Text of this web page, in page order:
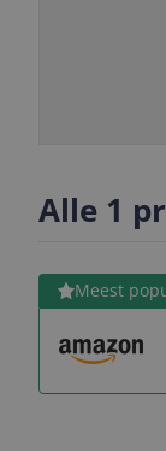
Alle 1
Meest
Bekijk product